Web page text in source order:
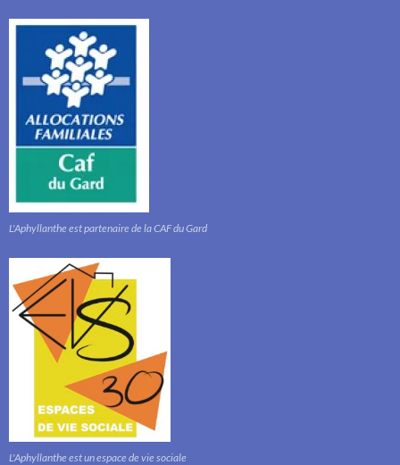
L'Aphyllanthe est partenaire de la CAF du Gard
L'Aphyllanthe est un espace de vie sociale